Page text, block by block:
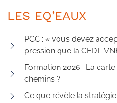
LES EQ’EAUX
PCC : « vous devez
pression que la CFDT-
Formation 2026 : La
chemins ?
Ce que révèle la